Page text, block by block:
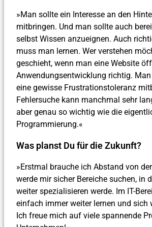
»Man sollte ein Interesse an den
mitbringen. Und man sollte auch
selbst Wissen anzueignen. Auch
muss man lernen. Wer verstehen
geschieht, wenn man eine Website
Anwendungsentwicklung richtig.
eine gewisse Frustrationstoleranz
Fehlersuche kann manchmal sehr
aber genau so wichtig wie die
Programmierung.«
Was planst Du für die Zukunft?
»Erstmal brauche ich Abstand von
werde mir sicher Bereiche suchen, in
weiter spezialisieren werde. Im IT-
einfach immer weiter lernen und sich
Ich freue mich auf viele spannende